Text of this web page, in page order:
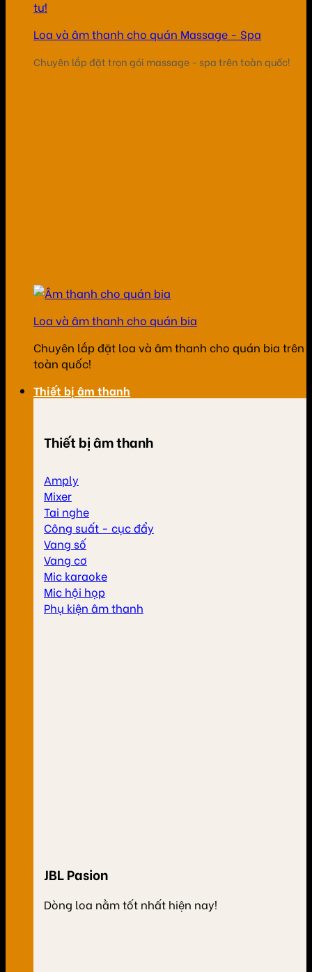
Loa và âm thanh cho quán Massage - Spa
Chuyên lắp đặt trọn gói massage - spa trên toàn quốc!
Loa và âm thanh cho quán bia
Chuyên lắp đặt loa và âm thanh cho quán bia trên
toàn quốc!
Thiết bị âm thanh
Thiết bị âm thanh
Amply
Mixer
Tai nghe
Công suất - cục đẩy
Vang số
Vang cơ
Mic karaoke
Mic hội họp
Phụ kiện âm thanh
JBL Pasion
Dòng loa nằm tốt nhất hiện nay!